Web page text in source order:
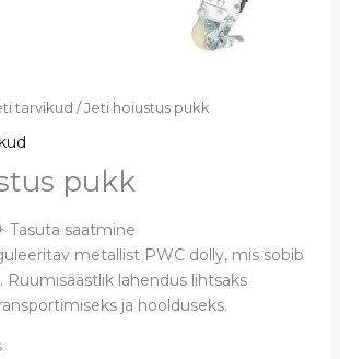
tarvikud / Jeti hoiustus pukk
pukk
Tasuta saatmine
metallist PWC dolly, mis sobib
Ruumisäästlik lahendus lihtsaks
ja hoolduseks.